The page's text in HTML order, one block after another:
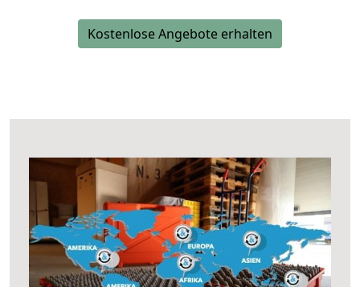
Kostenlose Angebote erhalten